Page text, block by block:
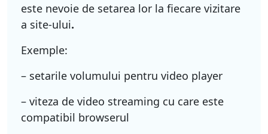
este nevoie de setarea lor la fiecare vizitare
a site-ului.
Exemple:
– setarile volumului pentru video player
– viteza de video streaming cu care este
compatibil browserul